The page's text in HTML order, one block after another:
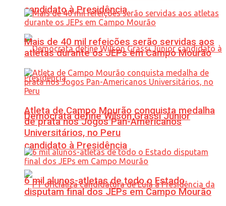
candidato à Presidência
Democrata define Wilson Grassi Júnior
candidato à Presidência
Mais de 40 mil refeições serão servidas aos
atletas durante os JEPs em Campo Mourão
Atleta de Campo Mourão conquista medalha
de prata nos Jogos Pan-Americanos
Universitários, no Peru
6 mil alunos-atletas de todo o Estado
disputam final dos JEPs em Campo Mourão